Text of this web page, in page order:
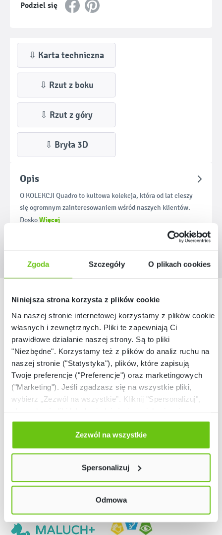
Zgoda Szczegóły O plikach cookies
Niniejsza strona korzysta z plików cookie
Na naszej stronie internetowej korzystamy z plików cookie:
własnych i zewnętrznych. Pliki te zapewniają Ci
prawidłowe działanie naszej strony. Są to pliki
"Niezbędne". Korzystamy też z plików do analiz ruchu na
naszej stronie ("Statystyka"), plików, które zapisują
Twoje preferencje ("Preferencje") oraz marketingowych
("Marketing"). Jeśli zgadzasz się na wszystkie pliki,
wybierz „Zezwól na wszystkie”. Kliknij "Spersonalizuj",
Odmów zgody poprzez przycisk „Odmowa”. Wtedy
użyjemy tylko plików niezbędnych dla naszej strony.
Twój wybór możesz zmienić przez kliknięcie przycisku w
Polityce prywatności
Zezwól na wszystkie
Spersonalizuj
Odmowa
Podziel się
⇩ Karta techniczna
⇩ Rzut z boku
⇩ Rzut z góry
⇩ Bryła 3D
Opis
O KOLEKCJI Quadro to kultowa kolekcja, która od lat cieszy
się ogromnym zainteresowaniem wśród naszych klientów.
DoskoWięcej